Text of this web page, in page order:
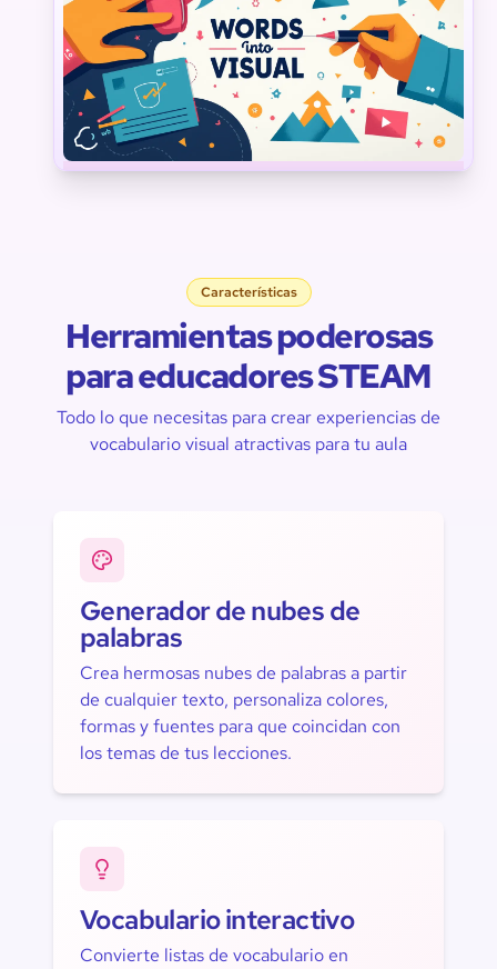
Características
Herramientas poderosas
para educadores STEAM
Todo lo que necesitas para crear experiencias de
vocabulario visual atractivas para tu aula
Generador de nubes de
palabras
Crea hermosas nubes de palabras a partir
de cualquier texto, personaliza colores,
formas y fuentes para que coincidan con
los temas de tus lecciones.
Vocabulario interactivo
Convierte listas de vocabulario en